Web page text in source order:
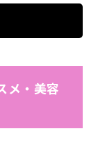
メ・美容